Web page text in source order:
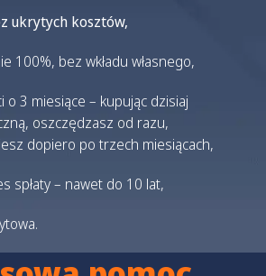
ukrytych kosztów,
100%, bez wkładu własnego,
o 3 miesiące – kupując dzisiaj
oszczędzasz od razu,
dopiero po trzech miesiącach,
spłaty – nawet do 10 lat,